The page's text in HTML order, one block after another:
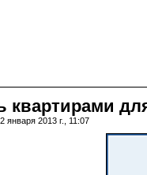
квартирами
января 2013 г., 11:07